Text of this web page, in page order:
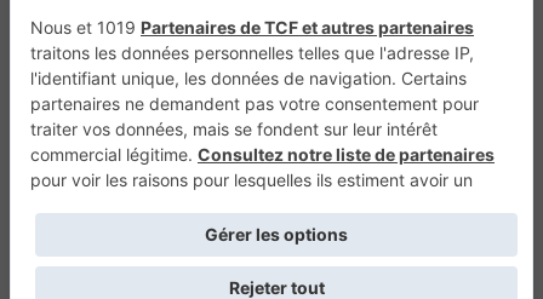
Génération Electrique Génération Sans Permis VTTAE.fr FullAttack